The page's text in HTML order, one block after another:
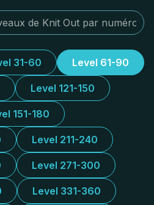
31-60 Level 61-90
Level 121-150
151-180
Level 211-240
Level 271-300
Level 331-360